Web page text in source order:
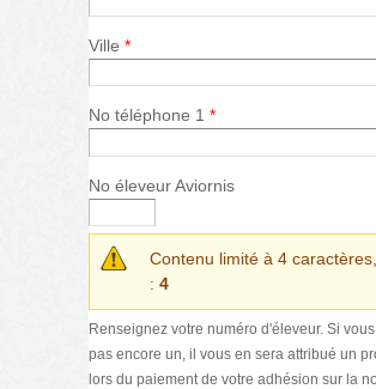
Ville *
No téléphone 1 *
No éleveur Aviornis
Contenu limité à 4
: 4
Renseignez votre numéro d'éleveur. Si
pas encore un, il vous en sera attribué un
lors du paiement de votre adhésion sur la